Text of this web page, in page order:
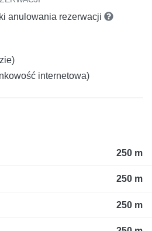
anulowania rezerwacji
internetowa)
250 m
250 m
250 m